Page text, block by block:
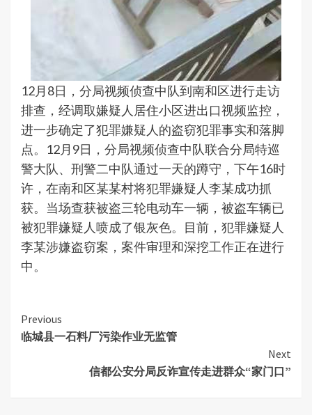
12月8日，分局视频侦查中队到南和区进行走访
排查，经调取嫌疑人居住小区进出口视频监控，
进一步确定了犯罪嫌疑人的盗窃犯罪事实和落脚
点。12月9日，分局视频侦查中队联合分局特巡
警大队、刑警二中队通过一天的蹲守，下午16时
许，在南和区某某村将犯罪嫌疑人李某成功抓
获。当场查获被盗三轮电动车一辆，被盗车辆已
被犯罪嫌疑人喷成了银灰色。目前，犯罪嫌疑人
李某涉嫌盗窃案，案件审理和深挖工作正在进行
中。
Continue
Reading
Previous
临城县一石料厂污染作业无监管
Next
信都公安分局反诈宣传走进群众“家门口”